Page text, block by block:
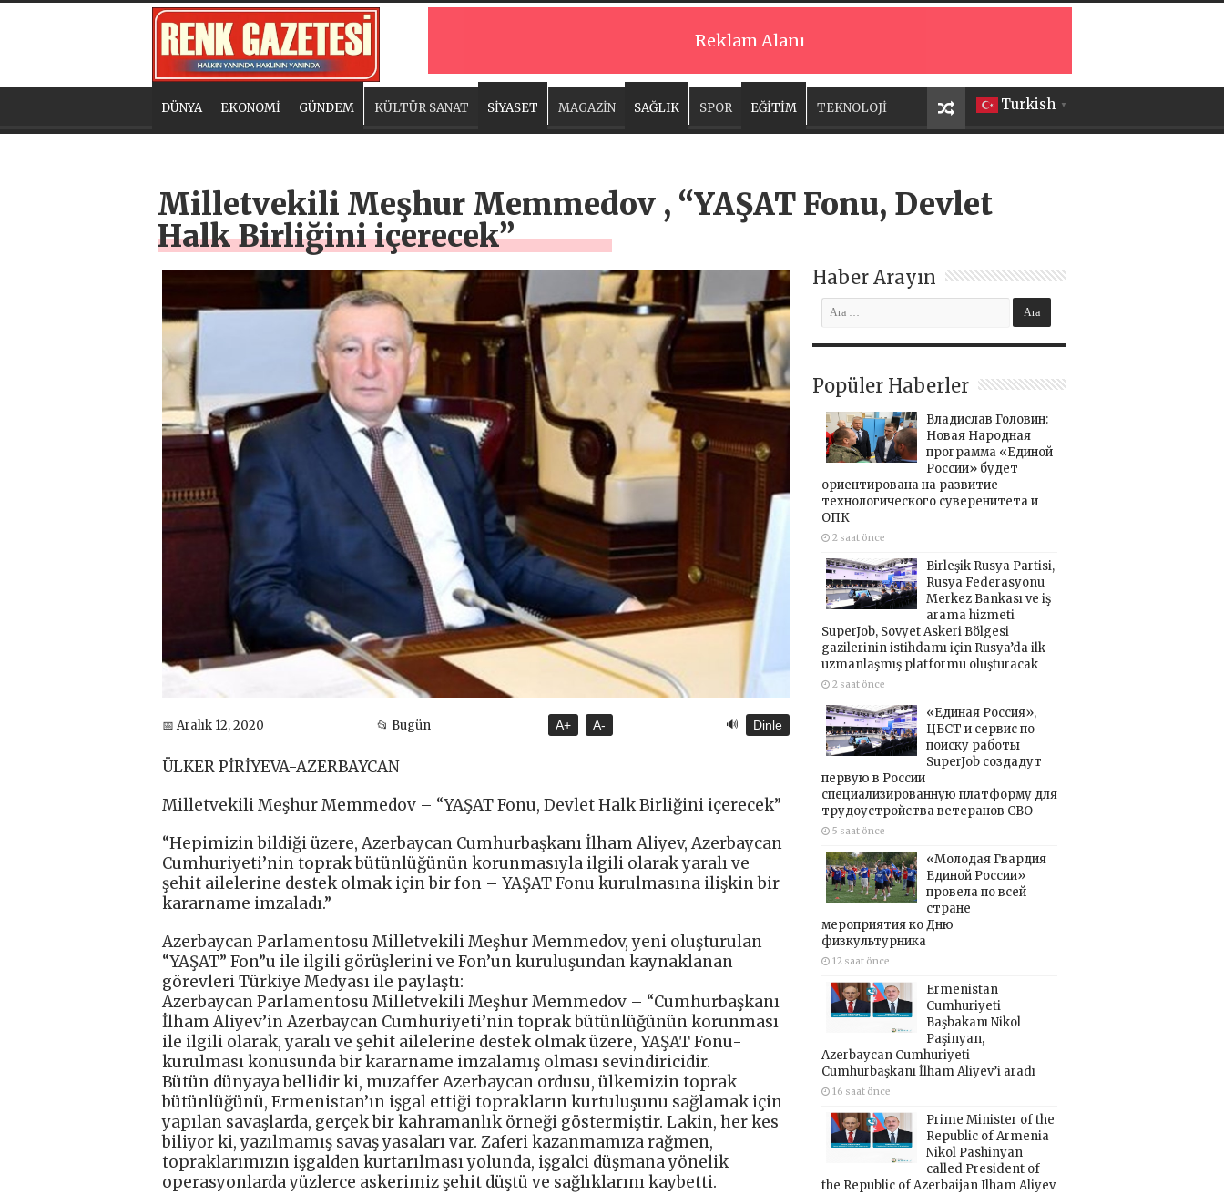
Reklam Alanı
Turkish ▼
DÜNYA EKONOMİ GÜNDEM KÜLTÜR SANAT SİYASET MAGAZİN SAĞLIK SPOR EĞİTİM TEKNOLOJİ
Milletvekili Meşhur Memmedov , “YAŞAT Fonu, Devlet
Halk Birliğini içerecek”
📅 Aralık 12, 2020 📂 Bugün A+ A- 🔊 Dinle
ÜLKER PİRİYEVA-AZERBAYCAN
Milletvekili Meşhur Memmedov – “YAŞAT Fonu, Devlet Halk Birliğini içerecek”
“Hepimizin bildiği üzere, Azerbaycan Cumhurbaşkanı İlham Aliyev, Azerbaycan
Cumhuriyeti’nin toprak bütünlüğünün korunmasıyla ilgili olarak yaralı ve
şehit ailelerine destek olmak için bir fon – YAŞAT Fonu kurulmasına ilişkin bir
kararname imzaladı.”
Azerbaycan Parlamentosu Milletvekili Meşhur Memmedov, yeni oluşturulan
“YAŞAT” Fon”u ile ilgili görüşlerini ve Fon’un kuruluşundan kaynaklanan
görevleri Türkiye Medyası ile paylaştı:
Azerbaycan Parlamentosu Milletvekili Meşhur Memmedov – “Cumhurbaşkanı
İlham Aliyev’in Azerbaycan Cumhuriyeti’nin toprak bütünlüğünün korunması
ile ilgili olarak, yaralı ve şehit ailelerine destek olmak üzere, YAŞAT Fonu-
kurulması konusunda bir kararname imzalamış olması sevindiricidir.
Bütün dünyaya bellidir ki, muzaffer Azerbaycan ordusu, ülkemizin toprak
bütünlüğünü, Ermenistan’ın işgal ettiği toprakların kurtuluşunu sağlamak için
yapılan savaşlarda, gerçek bir kahramanlık örneği göstermiştir. Lakin, her kes
biliyor ki, yazılmamış savaş yasaları var. Zaferi kazanmamıza rağmen,
topraklarımızın işgalden kurtarılması yolunda, işgalci düşmana yönelik
operasyonlarda yüzlerce askerimiz şehit düştü ve sağlıklarını kaybetti.
Haber Arayın
Popüler Haberler
Владислав Головин:
Новая Народная
программа «Единой
России» будет
ориентирована на развитие
технологического суверенитета и
ОПК
2 saat önce
Birleşik Rusya Partisi,
Rusya Federasyonu
Merkez Bankası ve iş
arama hizmeti
SuperJob, Sovyet Askeri Bölgesi
gazilerinin istihdamı için Rusya’da ilk
uzmanlaşmış platformu oluşturacak
2 saat önce
«Единая Россия»,
ЦБСТ и сервис по
поиску работы
SuperJob создадут
первую в России
специализированную платформу для
трудоустройства ветеранов СВО
5 saat önce
«Молодая Гвардия
Единой России»
провела по всей
стране
мероприятия ко Дню
физкультурника
12 saat önce
Ermenistan
Cumhuriyeti
Başbakanı Nikol
Paşinyan,
Azerbaycan Cumhuriyeti
Cumhurbaşkanı İlham Aliyev’i aradı
16 saat önce
Prime Minister of the
Republic of Armenia
Nikol Pashinyan
called President of
the Republic of Azerbaijan Ilham Aliyev